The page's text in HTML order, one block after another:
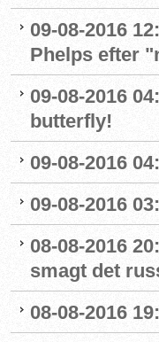
09-08-2016
Phelps efter
09-08-2016
butterfly!
09-08-2016
09-08-2016
08-08-2016
smagt det
08-08-2016